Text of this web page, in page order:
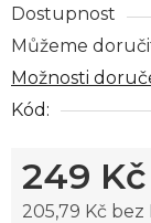
Dostupnost
Můžeme
Možnosti
Kód:
249 Kč
205,79 Kč bez